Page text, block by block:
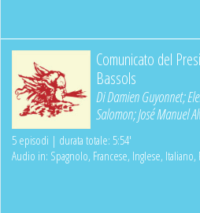
Comunicato del
Bassols
DiDamien Guyonnet;
Salomon;José Manuel
5 episodi | durata totale: 5:54'
Audio in: Spagnolo, Francese, Inglese, Italiano,